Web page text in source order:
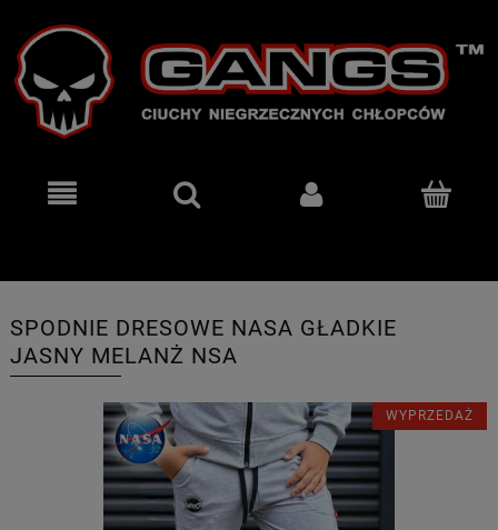
SPODNIE DRESOWE NASA GŁADKIE
JASNY MELANŻ NSA
WYPRZEDAŻ